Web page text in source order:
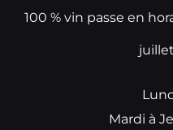
100 % vin passe en
Mardi à